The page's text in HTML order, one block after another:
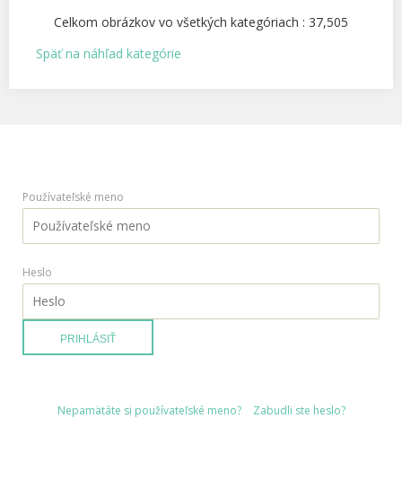
Celkom obrázkov vo všetkých kategóriach : 37,505
Späť na náhľad kategórie
Používateľské meno
Heslo
PRIHLÁSIŤ
Nepamätáte si používateľské meno? Zabudli ste heslo?